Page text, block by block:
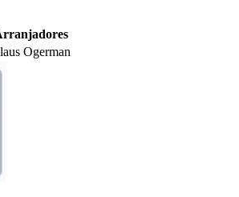
Ogerman